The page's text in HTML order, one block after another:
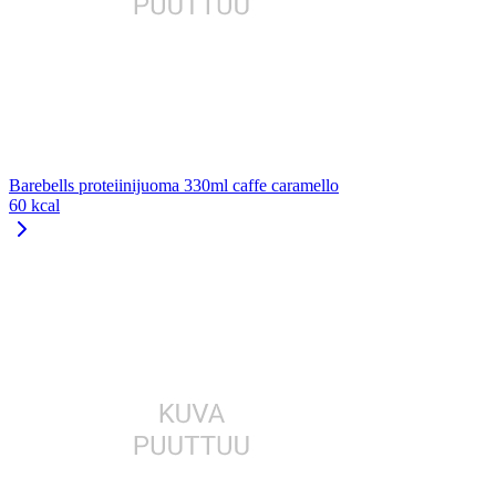
Barebells proteiinijuoma 330ml caffe caramello
60 kcal